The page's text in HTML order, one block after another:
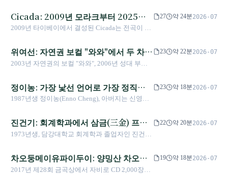
키"라고 쓰여 있었다 — 그해 S.H.E는 이미 천만 장
이상의 음반을 팔았다. 11년 후 그녀는 제32회 금
상가무대에서 엄마에게 "엄마, 수도세 낭비 안 했
에서 타이베이 소돔 무대까지, 화연 레코드가 키
운 아이돌은 25년 동안 광고, 예능, 중국 시장, "문
Cicada: 2009년 모라크부터 2025년
반구를 가로지른 빙하까지, 16년의 현장
2009년 타이베이에서 결성된 Cicada는 전곡이 기
피아니스트 장즈제(타이베이예술대 예술사 석사)
는 그해 모라크 태풍 뉴스를 보고 첫 곡들을 썼다.
이후 16년 동안 이들은 타이완의 사라지는 해안,
들로 바꾸어 왔다. 서해안(《邊境消逝》2013), 동
해안 태평양(《仰望海平面》2015)을 거쳐 중앙산
자》 음악을 맡아 일본 아카데미상 우수 음악상을
받았다. 2025년 《凝視白色的邊界》는 처음으로
드, 아이슬란드, 뉴질랜드를 지나고, 다시 쉐산으
로 돌아와 고대 빙하가 남긴 흔적을 찾는다.
27 약 24분2026-07
위여선: 자연권 보컬 "와와"에서 두 차례
금상 가왕까지, 그저 들리고 싶었던 이
2003년 자연권의 보컬 "와와", 2006년 성대 부상
2025년 두 차례 금상 최고 국어 여가왕 수상. 〈피
개소재〉 네 언어로 노카이통을 애도하고,
〈Ophelia〉 동음 버전으로 여성의 저항을 노래하
내기까지—그녀가 걸어온 이십 년은 중화권 대중
음악에서 가장 반직관적인 길이었다: 얼굴보다 목
23 약 22분2026-07
정이농: 가장 낯선 언어로 가장 정직한
노래를 쓰다 — 2016년 성소수자 커밍
더블 수상까지의 7년
1987년생 정이농(Enno Cheng), 아버지는 신영화
보 진입, 2016년 페이스북 커밍아웃과 같은 달 이
혼, 2022년 첫 전곡 대만어 앨범 《수역(水逆)》,
2023년 제34회 금곡상에서 대만어 여가수상 + 대
러면 내가 그렇게 익숙하지 않은 언어를 직접 써
서, 나 자신을 매우 어렵게 만들자."
23 약 18분2026-07
진건기: 회계학과에서 삼금(三金) 프로
듀서까지, 중화 팝 음악의 「괴성괴조」
1973년생, 담강대학교 회계학과 졸업자인 진건기
자"다. 그가 프로듀싱한 위여선, 쉬지아잉, 톈푸전,
팽지후이의 노래는 들어봤을 것이다. 하지만 그가
누구인지 모를 수도 있다. 2021년 제32회 금곡상
22 약 20분2026-07
차오둥메이유파이두이: 양밍산 차오둥
제에서 두 차례 금곡상 최우수 밴드까지
2017년 제28회 금곡상에서 자비로 CD 2,000장을
19 약 18분2026-07